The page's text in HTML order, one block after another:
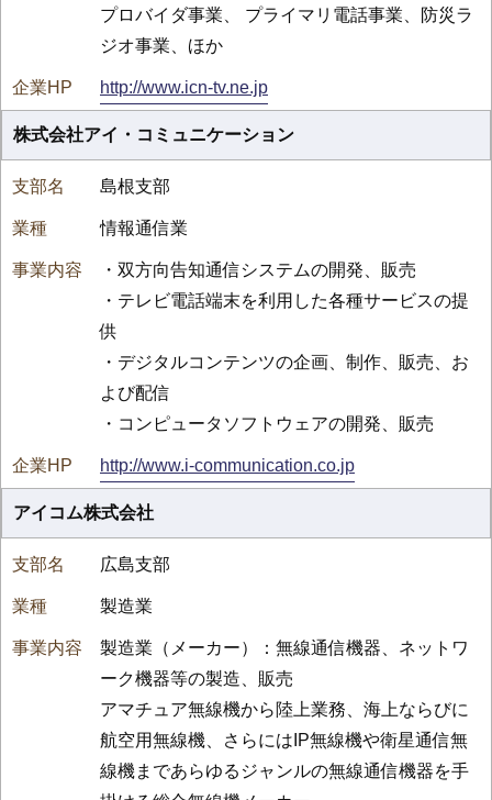
プロバイダ事業、 プライマリ電話事業、防災ラ
ジオ事業、ほか
http://www.icn-tv.ne.jp
株式会社アイ・コミュニケーション
島根支部
情報通信業
・双方向告知通信システムの開発、販売
・テレビ電話端末を利用した各種サービスの提
供
・デジタルコンテンツの企画、制作、販売、お
よび配信
・コンピュータソフトウェアの開発、販売
http://www.i-communication.co.jp
アイコム株式会社
広島支部
製造業
製造業（メーカー）：無線通信機器、ネットワ
ーク機器等の製造、販売
アマチュア無線機から陸上業務、海上ならびに
航空用無線機、さらにはIP無線機や衛星通信無
線機まであらゆるジャンルの無線通信機器を手